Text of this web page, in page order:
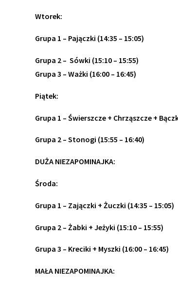
Wtorek:
Grupa 1 – Pajączki (14:35 – 15:05)
Grupa 2 – Sówki (15:10 – 15:55)
Grupa 3 – Ważki (16:00 – 16:45)
Piątek:
Grupa 1 – Świerszcze + Chrząszcze +
Grupa 2 – Stonogi (15:55 – 16:40)
DUŻA NIEZAPOMINAJKA:
Środa:
Grupa 1 – Zajączki + Żuczki (14:35 – 15:05)
Grupa 2 – Żabki + Jeżyki (15:10 – 15:55)
Grupa 3 – Kreciki + Myszki (16:00 – 16:45)
MAŁA NIEZAPOMINAJKA: